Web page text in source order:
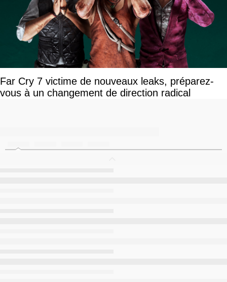
Far Cry 7 victime de nouveaux leaks, préparez-
vous à un changement de direction radical